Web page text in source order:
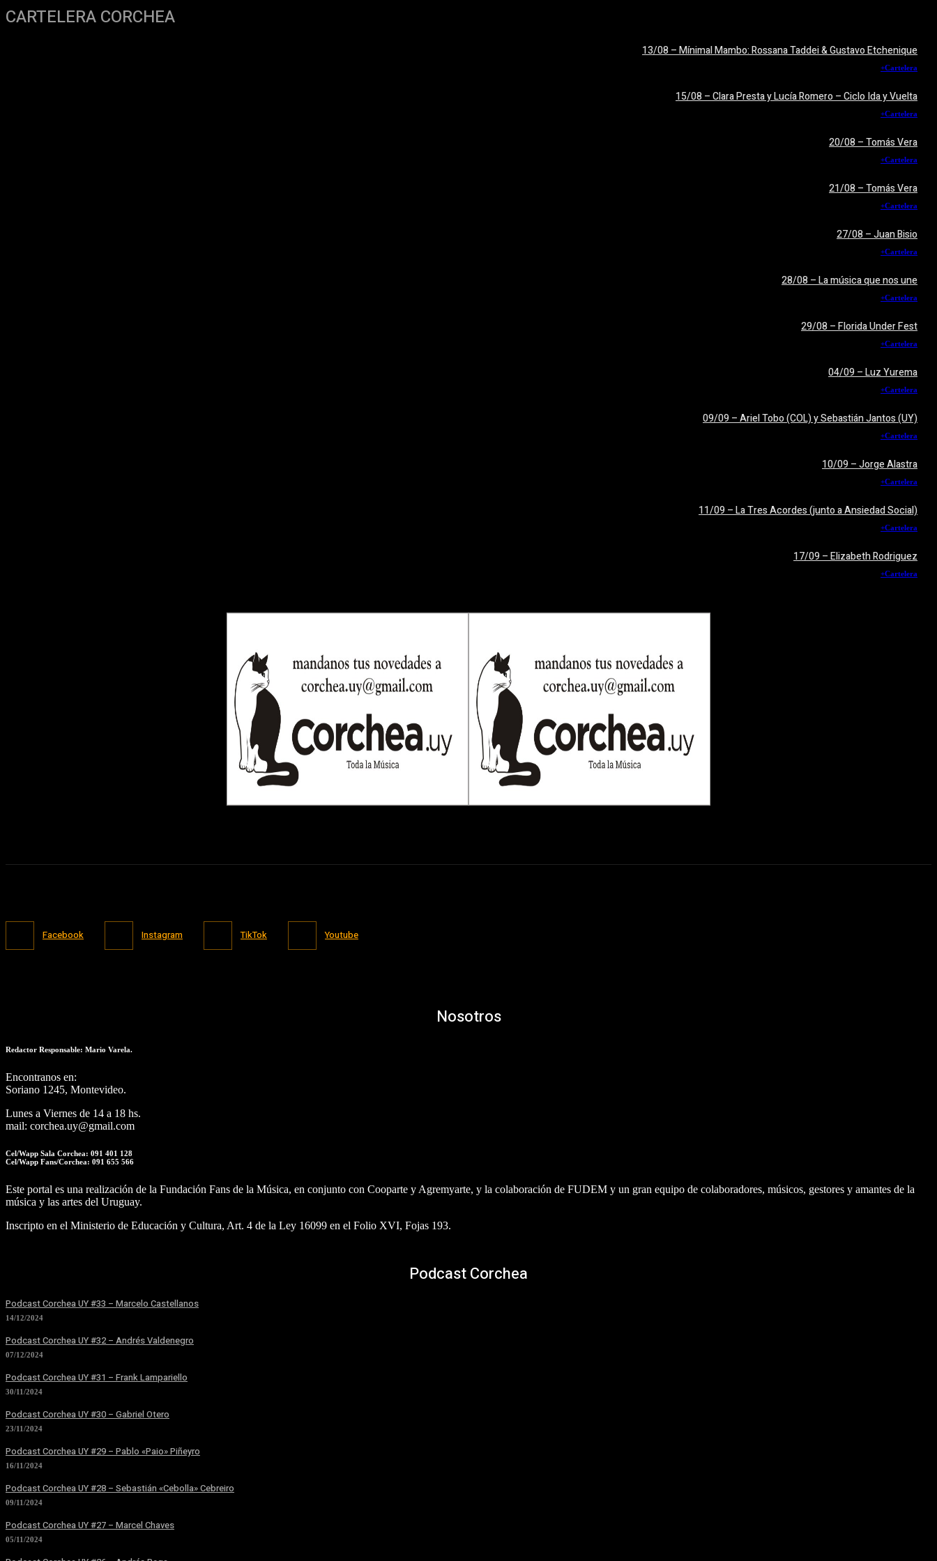
CARTELERA CORCHEA
13/08 – Mínimal Mambo: Rossana Taddei & Gustavo Etchenique
+Cartelera
15/08 – Clara Presta y Lucía Romero – Ciclo Ida y Vuelta
+Cartelera
20/08 – Tomás Vera
+Cartelera
21/08 – Tomás Vera
+Cartelera
27/08 – Juan Bisio
+Cartelera
28/08 – La música que nos une
+Cartelera
29/08 – Florida Under Fest
+Cartelera
04/09 – Luz Yurema
+Cartelera
09/09 – Ariel Tobo (COL) y Sebastián Jantos (UY)
+Cartelera
10/09 – Jorge Alastra
+Cartelera
11/09 – La Tres Acordes (junto a Ansiedad Social)
+Cartelera
17/09 – Elizabeth Rodriguez
+Cartelera
Facebook Instagram TikTok Youtube
Nosotros
Redactor Responsable: Mario Varela.
Encontranos en:
Soriano 1245, Montevideo.
Lunes a Viernes de 14 a 18 hs.
mail: corchea.uy@gmail.com
Cel/Wapp Sala Corchea: 091 401 128
Cel/Wapp Fans/Corchea: 091 655 566
Este portal es una realización de la Fundación Fans de la Música, en conjunto con Cooparte y Agremyarte, y la colaboración de FUDEM y un gran equipo de colaboradores, músicos, gestores y amantes de la
música y las artes del Uruguay.
Inscripto en el Ministerio de Educación y Cultura, Art. 4 de la Ley 16099 en el Folio XVI, Fojas 193.
Podcast Corchea
Podcast Corchea UY #33 – Marcelo Castellanos
14/12/2024
Podcast Corchea UY #32 – Andrés Valdenegro
07/12/2024
Podcast Corchea UY #31 – Frank Lampariello
30/11/2024
Podcast Corchea UY #30 – Gabriel Otero
23/11/2024
Podcast Corchea UY #29 – Pablo «Paio» Piñeyro
16/11/2024
Podcast Corchea UY #28 – Sebastián «Cebolla» Cebreiro
09/11/2024
Podcast Corchea UY #27 – Marcel Chaves
05/11/2024